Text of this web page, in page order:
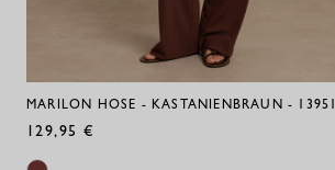
MARILON HOSE - KASTANIENBRAUN - 13951
129,95 €